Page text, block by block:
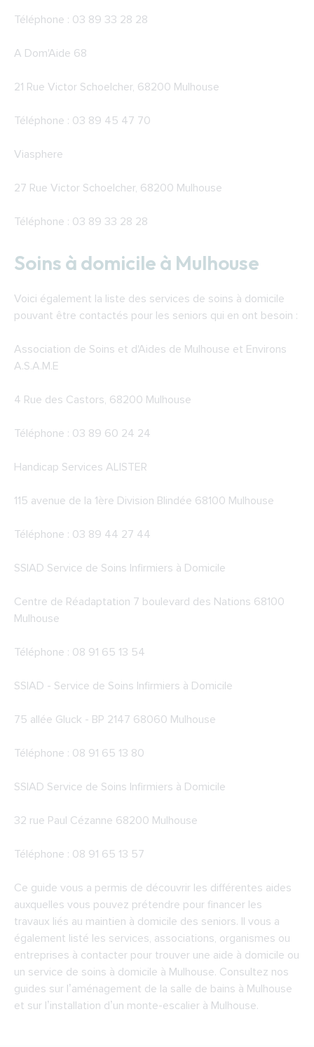
Téléphone : 03 89 33 28 28
A Dom'Aide 68
21 Rue Victor Schoelcher, 68200 Mulhouse
Téléphone : 03 89 45 47 70
Viasphere
27 Rue Victor Schoelcher, 68200 Mulhouse
Téléphone : 03 89 33 28 28
Soins à domicile à Mulhouse
Voici également la liste des services de soins à domicile
pouvant être contactés pour les seniors qui en ont besoin :
Association de Soins et d'Aides de Mulhouse et Environs
A.S.A.M.E
4 Rue des Castors, 68200 Mulhouse
Téléphone : 03 89 60 24 24
Handicap Services ALISTER
115 avenue de la 1ère Division Blindée 68100 Mulhouse
Téléphone : 03 89 44 27 44
SSIAD Service de Soins Infirmiers à Domicile
Centre de Réadaptation 7 boulevard des Nations 68100
Mulhouse
Téléphone : 08 91 65 13 54
SSIAD - Service de Soins Infirmiers à Domicile
75 allée Gluck - BP 2147 68060 Mulhouse
Téléphone : 08 91 65 13 80
SSIAD Service de Soins Infirmiers à Domicile
32 rue Paul Cézanne 68200 Mulhouse
Téléphone : 08 91 65 13 57
Ce guide vous a permis de découvrir les différentes aides
auxquelles vous pouvez prétendre pour financer les
travaux liés au maintien à domicile des seniors. Il vous a
également listé les services, associations, organismes ou
entreprises à contacter pour trouver une aide à domicile ou
un service de soins à domicile à Mulhouse. Consultez nos
guides sur l’aménagement de la salle de bains à Mulhouse
et sur l’installation d’un monte-escalier à Mulhouse.